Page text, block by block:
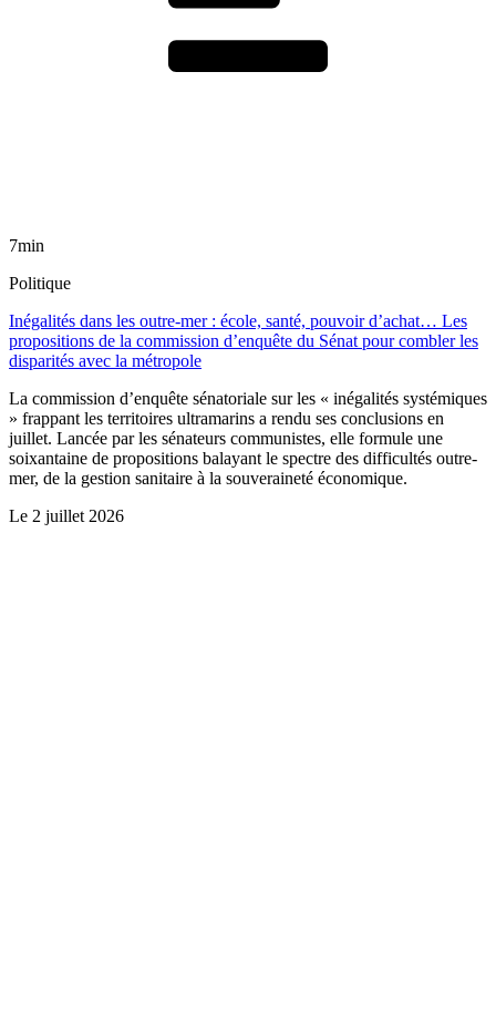
7min
Politique
Inégalités dans les outre-mer : école, santé, pouvoir d’achat… Les
propositions de la commission d’enquête du Sénat pour combler les
disparités avec la métropole
La commission d’enquête sénatoriale sur les « inégalités systémiques
» frappant les territoires ultramarins a rendu ses conclusions en
juillet. Lancée par les sénateurs communistes, elle formule une
soixantaine de propositions balayant le spectre des difficultés outre-
mer, de la gestion sanitaire à la souveraineté économique.
Le 2 juillet 2026